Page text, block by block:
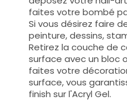
faites votre bombé
Si vous désirez faire
peinture, dessins,
Retirez la couche de
surface avec un bloc
faites votre
surface, vous
finish sur l'Acryl Gel.